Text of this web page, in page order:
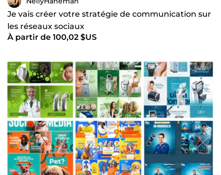
Je vais créer votre stratégie de communication sur
les réseaux sociaux
À partir de 100,02 $US